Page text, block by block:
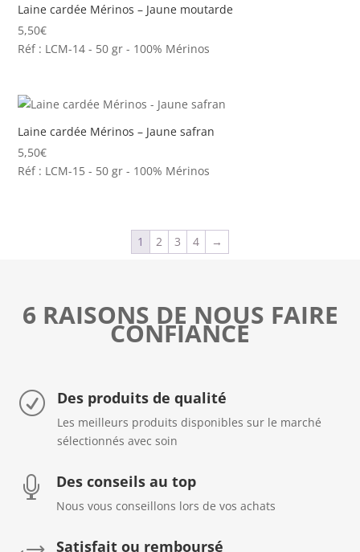
Laine cardée Mérinos – Jaune moutarde
5,50€
Réf : LCM-14 - 50 gr - 100% Mérinos
Laine cardée Mérinos – Jaune safran
5,50€
Réf : LCM-15 - 50 gr - 100% Mérinos
1 2 3 4 →
6 RAISONS DE NOUS FAIRE
CONFIANCE
R Des produits de qualité
Les meilleurs produits disponibles sur le marché
sélectionnés avec soin
 Des conseils au top
Nous vous conseillons lors de vos achats
Satisfait ou remboursé